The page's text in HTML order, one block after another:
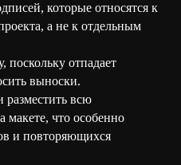
которые относятся к
а не к отдельным
поскольку отпадает
выноски.
разместить всю
что особенно
и повторяющихся